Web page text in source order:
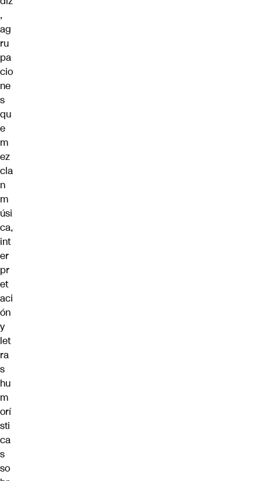
,
ag
ru
pa
cio
ne
s
qu
e
m
ez
cla
n
m
úsi
ca,
int
er
pr
et
aci
ón
y
let
ra
s
hu
m
orí
sti
ca
s
so